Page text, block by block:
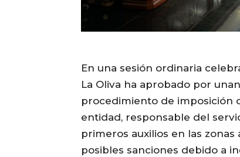
En una sesión ordinaria
La Oliva ha aprobado por
procedimiento de imposición
entidad, responsable del
primeros auxilios en las
posibles sanciones debido a